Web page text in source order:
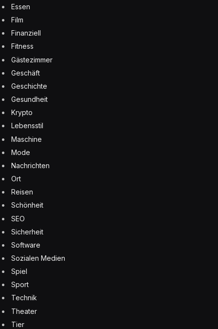
Essen
Film
Finanziell
Fitness
Gästezimmer
Geschäft
Geschichte
Gesundheit
Krypto
Lebensstil
Maschine
Mode
Nachrichten
Ort
Reisen
Schönheit
SEO
Sicherheit
Software
Sozialen Medien
Spiel
Sport
Technik
Theater
Tier